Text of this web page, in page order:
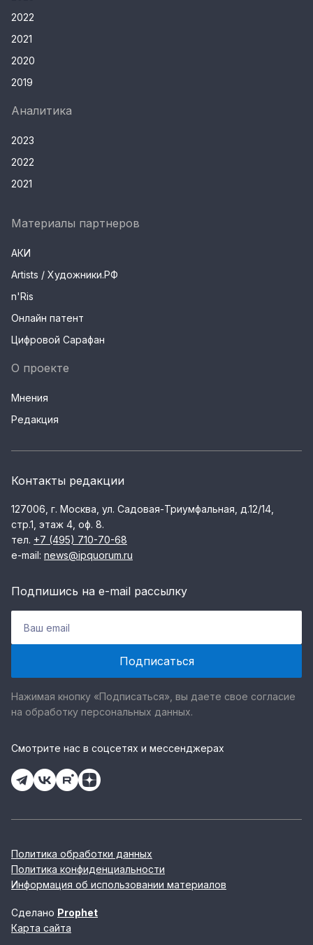
2022
2021
2020
2019
Аналитика
2023
2022
2021
Материалы партнеров
АКИ
Artists / Художники.РФ
n'Ris
Онлайн патент
Цифровой Сарафан
О проекте
Мнения
Редакция
Контакты редакции
127006, г. Москва, ул. Садовая-Триумфальная, д.12/14,
стр.1, этаж 4, оф. 8.
тел. +7 (495) 710-70-68
e-mail: news@ipquorum.ru
Подпишись на e-mail рассылку
Нажимая кнопку «Подписаться», вы даете свое согласие
на обработку персональных данных.
Смотрите нас в соцсетях и мессенджерах
Политика обработки данных
Политика конфиденциальности
Информация об использовании материалов
Сделано Prophet
Карта сайта